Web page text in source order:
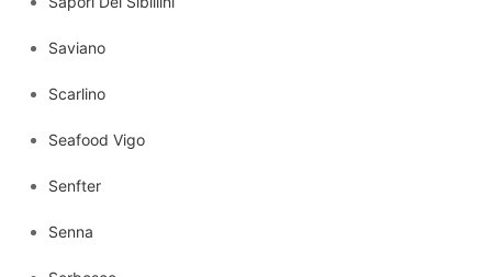
Saviano
Scarlino
Seafood Vigo
Senfter
Senna